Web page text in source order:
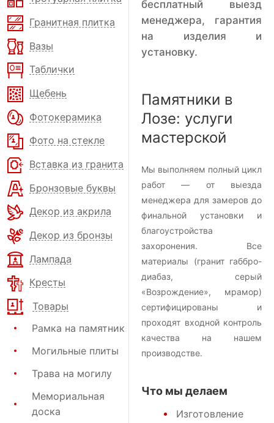
Гранитная плитка
Вазы
Таблички
Щебень
Фотокерамика
Фото на стекле
Вставка из гранита
Бронзовые буквы
Декор из акрила
Декор из бронзы
Лампада
Кресты
Товары
Рамка на памятник
Могильные плиты
Трава на могилу
Мемориальная
доска
бесплатный выезд
менеджера, гарантия
на изделия и
установку.
Памятники в
Лозе: услуги
мастерской
Мы выполняем полный цикл
работ — от выезда
менеджера для замеров до
финальной установки и
благоустройства
захоронения. Все
материалы (гранит габбро-
диабаз, серый
«Возрождение», мрамор)
сертифицированы и
проходят входной контроль
качества на нашем
производстве.
Что мы делаем
Изготовление